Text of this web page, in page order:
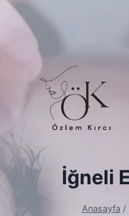
İğneli
Anasayfa /